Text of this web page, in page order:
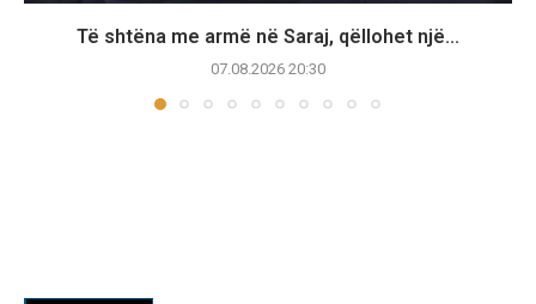
Të shtëna me armë në Saraj, qëllohet një...
07.08.2026 20:30